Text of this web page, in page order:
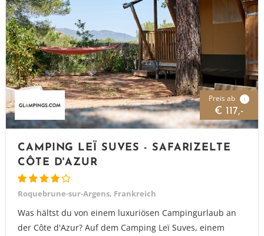
Preis ab i
€ 117,-
CAMPING LEÏ SUVES - SAFARIZELTE
CÔTE D'AZUR
Roquebrune-sur-Argens, Frankreich
Was hältst du von einem luxuriösen Campingurlaub an
der Côte d'Azur? Auf dem Camping Leï Suves, einem